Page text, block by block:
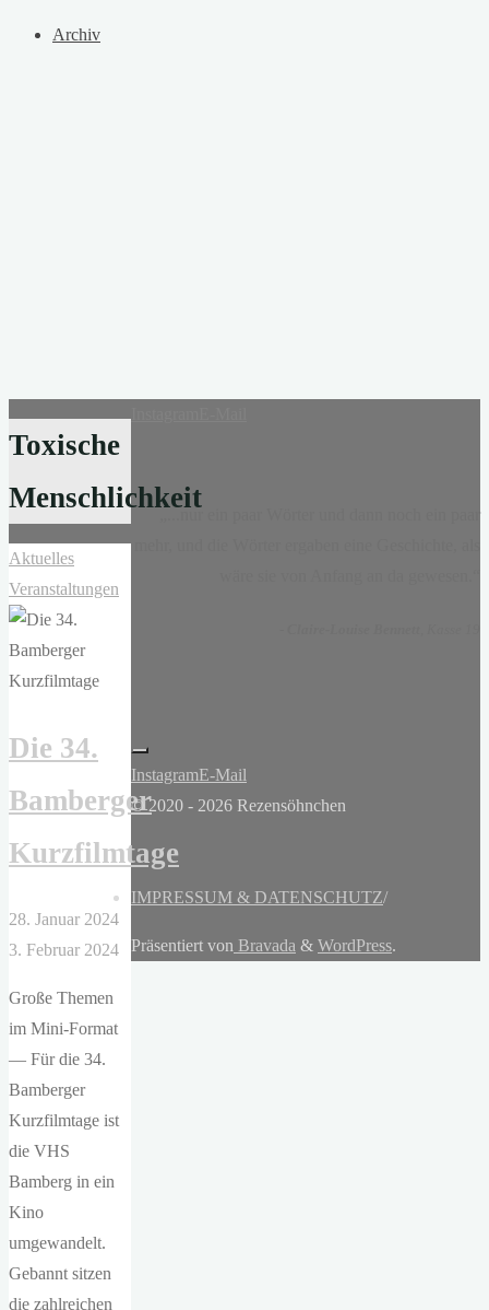
Archiv
Toxische
Menschlichkeit
Aktuelles
Veranstaltungen
Die 34.
Bamberger
Kurzfilmtage
28. Januar 2024
3. Februar 2024
Große Themen
im Mini-Format
— Für die 34.
Bamberger
Kurzfilmtage ist
die VHS
Bamberg in ein
Kino
umgewandelt.
Gebannt sitzen
die zahlreichen
InstagramE-Mail
© 2020 - 2026 Rezensöhnchen
IMPRESSUM & DATENSCHUTZ/
Präsentiert von Bravada & WordPress.